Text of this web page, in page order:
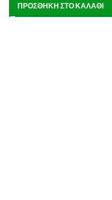
ΠΡΟΣΘΉΚΗ ΣΤΟ ΚΑΛΆΘΙ